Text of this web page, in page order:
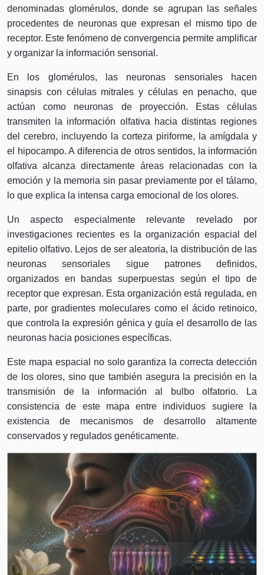
denominadas glomérulos, donde se agrupan las señales
procedentes de neuronas que expresan el mismo tipo de
receptor. Este fenómeno de convergencia permite amplificar
y organizar la información sensorial.
En los glomérulos, las neuronas sensoriales hacen
sinapsis con células mitrales y células en penacho, que
actúan como neuronas de proyección. Estas células
transmiten la información olfativa hacia distintas regiones
del cerebro, incluyendo la corteza piriforme, la amígdala y
el hipocampo. A diferencia de otros sentidos, la información
olfativa alcanza directamente áreas relacionadas con la
emoción y la memoria sin pasar previamente por el tálamo,
lo que explica la intensa carga emocional de los olores.
Un aspecto especialmente relevante revelado por
investigaciones recientes es la organización espacial del
epitelio olfativo. Lejos de ser aleatoria, la distribución de las
neuronas sensoriales sigue patrones definidos,
organizados en bandas superpuestas según el tipo de
receptor que expresan. Esta organización está regulada, en
parte, por gradientes moleculares como el ácido retinoico,
que controla la expresión génica y guía el desarrollo de las
neuronas hacia posiciones específicas.
Este mapa espacial no solo garantiza la correcta detección
de los olores, sino que también asegura la precisión en la
transmisión de la información al bulbo olfatorio. La
consistencia de este mapa entre individuos sugiere la
existencia de mecanismos de desarrollo altamente
conservados y regulados genéticamente.